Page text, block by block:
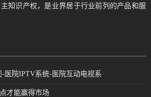
知识产权，是业界居于行业前列的产品和服
医院IPTV系统-医院互动电视系
才能赢得市场